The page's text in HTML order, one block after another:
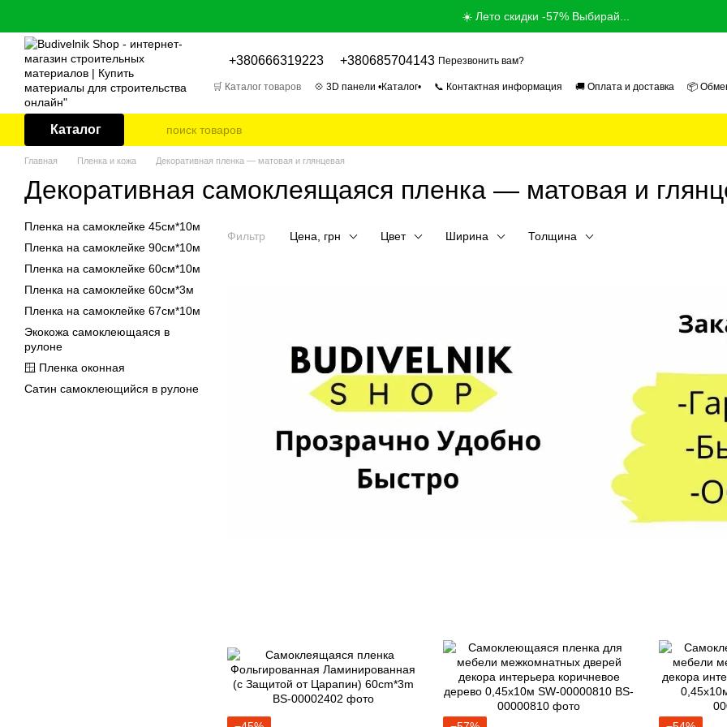
☀️ Лето скидки -57% Выбирай...
+380666319223 +380685704143 Перезвонить вам?
🛒 Каталог товаров 💠 3D панели •Каталог• 📞 Контактная информация 🚚 Оплата и доставка
📦
Каталог
Главная Пленка и кожа Декоративная пленка — матовая и глянцевая
Декоративная самоклеящаяся пленка — матовая и
Фильтр Цена, грн Цвет Ширина Толщина
Пленка на самоклейке 45см*10м
Пленка на самоклейке 90см*10м
Пленка на самоклейке 60см*10м
Пленка на самоклейке 60см*3м
Пленка на самоклейке 67см*10м
Экокожа самоклеющаяся в
рулоне
🪟 Пленка оконная
Сатин самоклеющийся в рулоне